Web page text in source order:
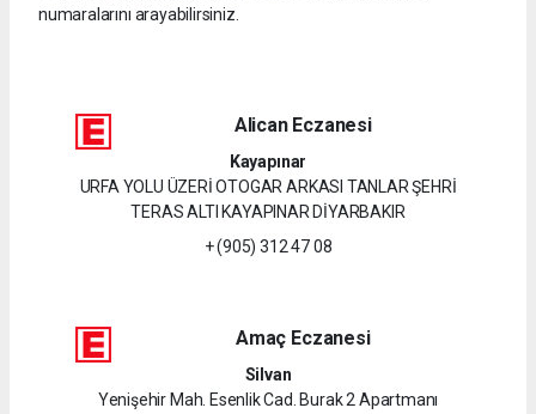
numaralarını arayabilirsiniz.
Alican Eczanesi
Kayapınar
URFA YOLU ÜZERİ OTOGAR ARKASI TANLAR ŞEHRİ
TERAS ALTI KAYAPINAR DİYARBAKIR
+ (905) 312 47 08
Amaç Eczanesi
Silvan
Yenişehir Mah. Esenlik Cad. Burak 2 Apartmanı